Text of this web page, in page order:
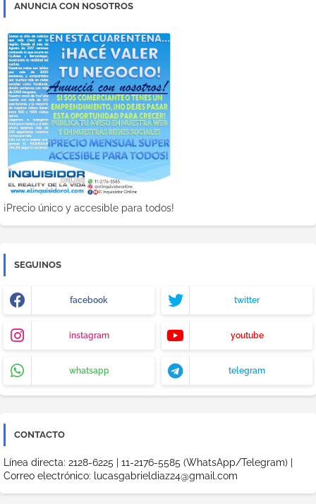
ANUNCIA CON NOSOTROS
¡Precio único y accesible para todos!
SEGUINOS
facebook twitter
instagram youtube
whatsapp telegram
CONTACTO
Línea directa: 2128-6225 | 11-2176-5585 (WhatsApp/Telegram) |
Correo electrónico: lucasgabrieldiaz24@gmail.com